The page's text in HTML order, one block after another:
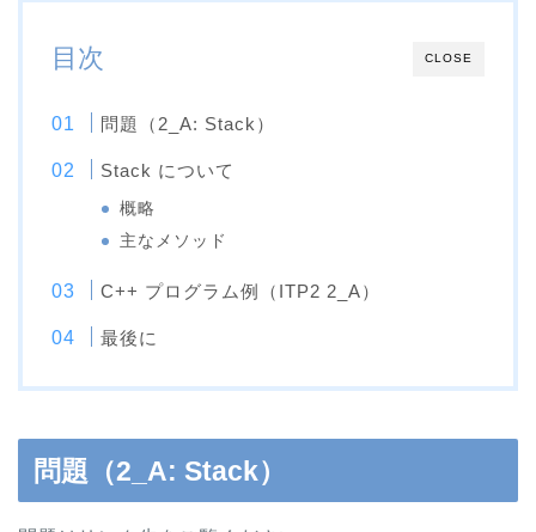
CLOSE
目次
問題（2_A: Stack）
Stack について
概略
主なメソッド
C++ プログラム例（ITP2 2_A）
最後に
問題（2_A: Stack）